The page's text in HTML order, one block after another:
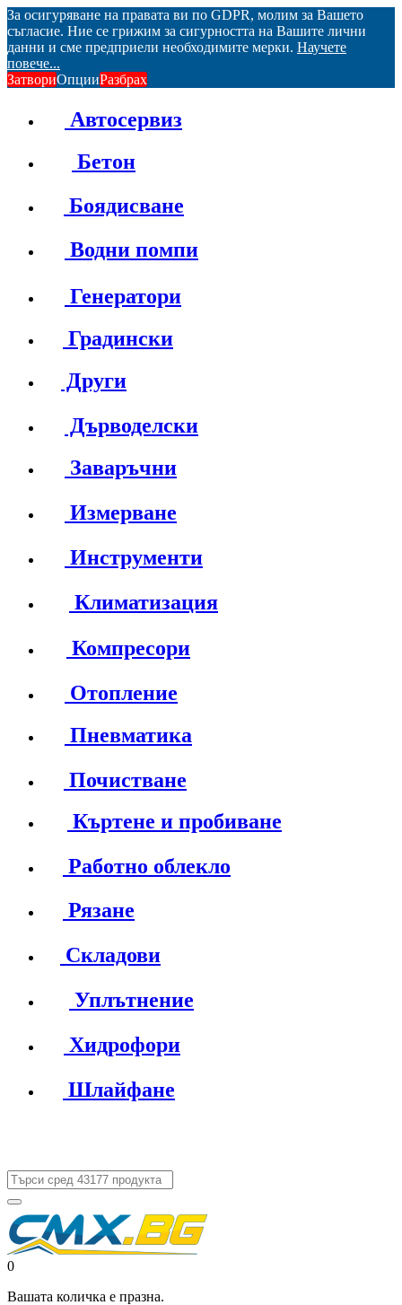
За осигуряване на правата ви по GDPR, молим за Вашето
съгласие. Ние се грижим за сигурността на Вашите лични
данни и сме предприели необходимите мерки. Научете
повече...
ЗатвориОпцииРазбрах
Автосервиз
Бетон
Боядисване
Водни помпи
Генератори
Градински
Други
Дърводелски
Заваръчни
Измерване
Инструменти
Климатизация
Компресори
Отопление
Пневматика
Почистване
Къртене и пробиване
Работно облекло
Рязане
Складови
Уплътнение
Хидрофори
Шлайфане
0
Вашата количка е празна.